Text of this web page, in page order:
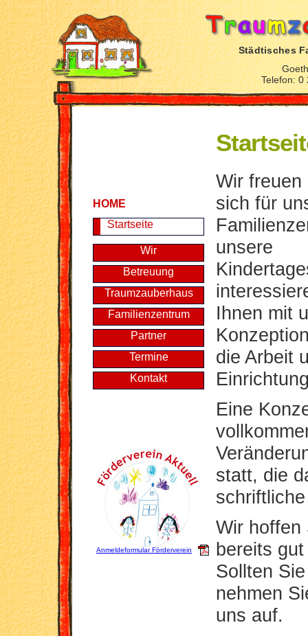
Städtisches
Telefon: 0
HOME
Startseite
Wir
Betreuung
Traumzauberhaus
Familienzentrum
Partner
Termine
Kontakt
Anmeldeformular Förderverein
Wir
sich für
unsere
Ihnen mit
die Arbeit
Eine
statt, die
Wir hoffen
bereits
Sollten
nehmen
uns auf.